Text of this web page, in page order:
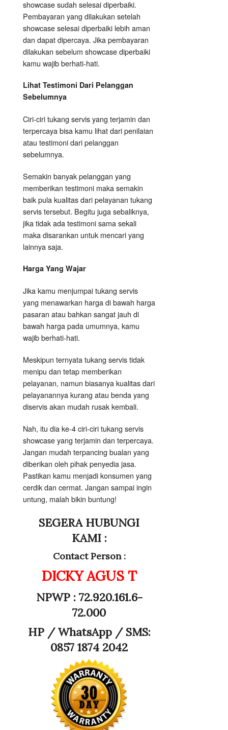
showcase sudah selesai diperbaiki.
Pembayaran yang dilakukan setelah
showcase selesai diperbaiki lebih aman
dan dapat dipercaya. Jika pembayaran
dilakukan sebelum showcase diperbaiki
kamu wajib berhati-hati.
Lihat Testimoni Dari Pelanggan
Sebelumnya
Ciri-ciri tukang servis yang terjamin dan
terpercaya bisa kamu lihat dari penilaian
atau testimoni dari pelanggan
sebelumnya.
Semakin banyak pelanggan yang
memberikan testimoni maka semakin
baik pula kualitas dari pelayanan tukang
servis tersebut. Begitu juga sebaliknya,
jika tidak ada testimoni sama sekali
maka disarankan untuk mencari yang
lainnya saja.
Harga Yang Wajar
Jika kamu menjumpai tukang servis
yang menawarkan harga di bawah harga
pasaran atau bahkan sangat jauh di
bawah harga pada umumnya, kamu
wajib berhati-hati.
Meskipun ternyata tukang servis tidak
menipu dan tetap memberikan
pelayanan, namun biasanya kualitas dari
pelayanannya kurang atau benda yang
diservis akan mudah rusak kembali.
Nah, itu dia ke-4 ciri-ciri tukang servis
showcase yang terjamin dan terpercaya.
Jangan mudah terpancing bualan yang
diberikan oleh pihak penyedia jasa.
Pastikan kamu menjadi konsumen yang
cerdik dan cermat. Jangan sampai ingin
untung, malah bikin buntung!
SEGERA HUBUNGI
KAMI :
Contact Person :
DICKY AGUS T
NPWP : 72.920.161.6-
72.000
HP /WhatsApp / SMS:
0857 1874 2042